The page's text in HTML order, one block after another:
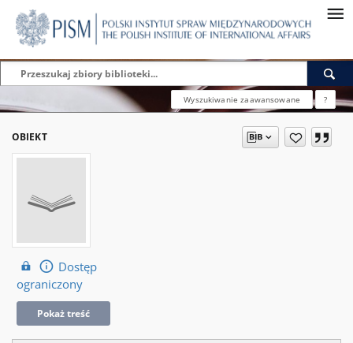
Wyszukiwanie zaawansowane ?
OBIEKT
Dostęp
ograniczony
Pokaż treść